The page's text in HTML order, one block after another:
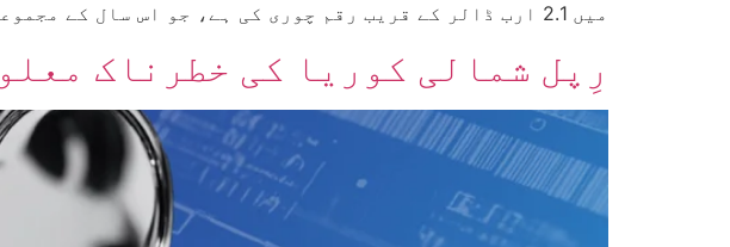
میں 2.1 ارب ڈالر کے قریب رقم چوری کی ہے، جو اس سال کے مجموعی نقصان کا 60 فیصد بنتا ہے۔ یہ گروہ جدید ترین کراس چین نیٹ […]
رِپل شمالی کوریا کی خطرناک